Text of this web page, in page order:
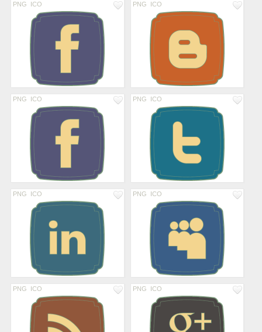
PNG ICO PNG ICO
PNG ICO PNG ICO
PNG ICO PNG ICO
PNG ICO PNG ICO